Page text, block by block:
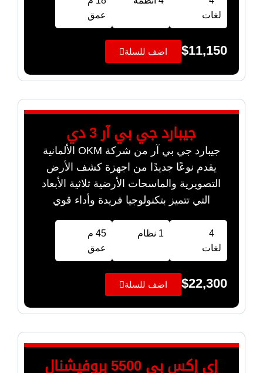
لغات
عمق
$11,150 اضف للسلة
جيبارد جي بي آر 3 دي
جيبارد جي بي آر من شركة OKM الألمانية
يقدم نوعًا جديدًا من اجهزة كشف الأرض
التصويرية والماسحات الأرضية ثلاثية الأبعاد
التي تتميز بتكنولوجيا فريدة وأداء قوي
4
لغات
1 نظام
45 م
عمق
$22,300 اضف للسلة
إي إكس بي 5500 بروفيشنال